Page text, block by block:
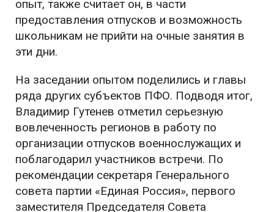
опыт, также считает он, в части
предоставления отпусков и возможность
школьникам не прийти на очные занятия в
эти дни.
На заседании опытом поделились и главы
ряда других субъектов ПФО. Подводя итог,
Владимир Гутенев отметил серьезную
вовлеченность регионов в работу по
организации отпусков военнослужащих и
поблагодарил участников встречи. По
рекомендации секретаря Генерального
совета партии «Единая Россия», первого
заместителя Председателя Совета